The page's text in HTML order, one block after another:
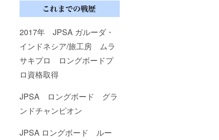
2017年 JPSA ガルーダ・
インドネシア/旅工房 ムラ
サキプロ ロングボードプ
ロ資格取得
JPSA ロングボード グラ
ンドチャンピオン
JPSA ロングボード ルー